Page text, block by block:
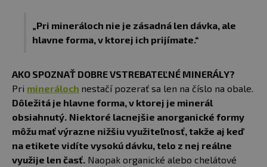
„Pri mineráloch nie je zásadná len dávka, ale
hlavne forma, v ktorej ich prijímate.“
AKO SPOZNAŤ DOBRE VSTREBATEĽNÉ MINERÁLY?
Pri mineráloch nestačí pozerať sa len na číslo na obale.
Dôležitá je hlavne forma, v ktorej je minerál
obsiahnutý. Niektoré lacnejšie anorganické formy
môžu mať výrazne nižšiu využiteľnosť, takže aj keď
na etikete vidíte vysokú dávku, telo z nej reálne
využije len časť. Naopak organické alebo chelátové